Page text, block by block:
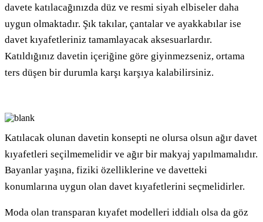
davete katılacağınızda düz ve resmi siyah elbiseler daha
uygun olmaktadır. Şık takılar, çantalar ve ayakkabılar ise
davet kıyafetleriniz tamamlayacak aksesuarlardır.
Katıldığınız davetin içeriğine göre giyinmezseniz, ortama
ters düşen bir durumla karşı karşıya kalabilirsiniz.
Katılacak olunan davetin konsepti ne olursa olsun ağır davet
kıyafetleri seçilmemelidir ve ağır bir makyaj yapılmamalıdır.
Bayanlar yaşına, fiziki özelliklerine ve davetteki
konumlarına uygun olan davet kıyafetlerini seçmelidirler.
Moda olan transparan kıyafet modelleri iddialı olsa da göz